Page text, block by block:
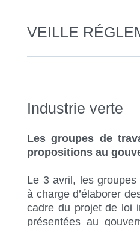
VEILLE
Industrie verte
Les groupes de
propositions au
Le 3 avril, les
à charge d’élaborer
cadre du projet de loi
présentées au